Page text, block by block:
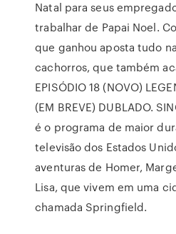
Natal para seus
trabalhar de Papai Noel.
que ganhou aposta tudo
cachorros, que também
EPISÓDIO 18 (NOVO)
(EM BREVE) DUBLADO.
é o programa de maior
televisão dos Estados
aventuras de Homer,
Lisa, que vivem em uma
chamada Springfield.